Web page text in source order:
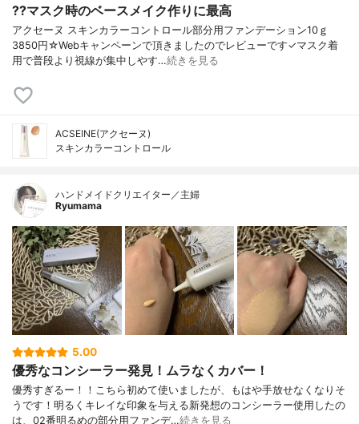
??マスク時のベースメイク作りに最高
アクセーヌ スキンカラーコントロール部分用ファンデーション10ｇ
3850円☆Webキャンペーンで頂きましたのでレビューです✓マスク着
用で普段より視線が集中しやす…続きを見る
ACSEINE(アクセーヌ)
スキンカラーコントロール
ハンドメイドクリエイター／主婦
Ryumama
5.00
優秀なコンシーラー発見！ムラなくカバー！
優秀すぎるー！！こちら初めて使いましたが、もはや手放せなくなりそ
うです！明るくキレイな印象を与える新発想のコンシーラー使用したの
は、02番明るめの部分用ファンデ…続きを見る